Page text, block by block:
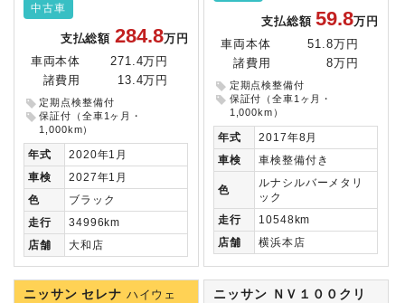
中古車
支払総額 284.8万円
車両本体
271.4万円
諸費用
13.4万円
定期点検整備付
保証付（全車1ヶ月・
1,000km）
年式
2020年1月
車検
2027年1月
色
ブラック
走行
34996km
店舗
大和店
支払総額59.8万円
車両本体
51.8万円
諸費用
8万円
定期点検整備付
保証付（全車1ヶ月・
1,000km）
年式
2017年8月
車検
車検整備付き
色
ルナシルバーメタリ
ック
走行
10548km
店舗
横浜本店
ニッサン セレナ ハイウェ
ニッサン ＮＶ１００クリ